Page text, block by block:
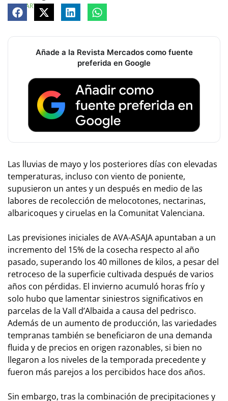
COMPARTE
Añade a la Revista Mercados como fuente
preferida en Google
Las lluvias de mayo y los posteriores días con elevadas
temperaturas, incluso con viento de poniente,
supusieron un antes y un después en medio de las
labores de recolección de melocotones, nectarinas,
albaricoques y ciruelas en la Comunitat Valenciana.
Las previsiones iniciales de AVA-ASAJA apuntaban a un
incremento del 15% de la cosecha respecto al año
pasado, superando los 40 millones de kilos, a pesar del
retroceso de la superficie cultivada después de varios
años con pérdidas. El invierno acumuló horas frío y
solo hubo que lamentar siniestros significativos en
parcelas de la Vall d’Albaida a causa del pedrisco.
Además de un aumento de producción, las variedades
tempranas también se beneficiaron de una demanda
fluida y de precios en origen razonables, si bien no
llegaron a los niveles de la temporada precedente y
fueron más parejos a los percibidos hace dos años.
Sin embargo, tras la combinación de precipitaciones y